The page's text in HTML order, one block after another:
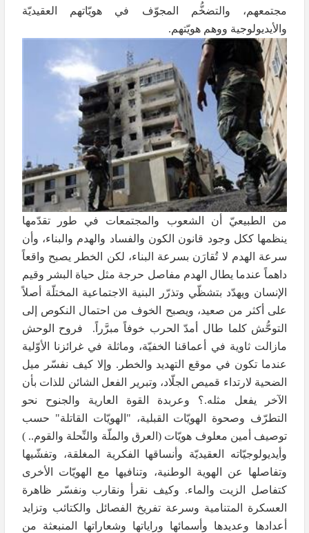
مجتمعهم، والتضخُّم المجوّف في هويّاتهم العقيديّة
والأيديولوجية ووهم هويّتهم.
من الطبيعيّ أن الشعوب والمجتمعات في طور تقدّمها
ينظمها ككل وجود قانون الكون والفساد والهدم والبناء، وأن
سرعة الهدم لا تُقارَن بسرعة البناء، لكن الخطر يصبح واقعاً
داهماً عندما يطال الهدم مفاصل حرجة مثل حياة البشر وقيم
الإنسان ويهدّد بتشظّي وتذرّر البنية الاجتماعية المختلّة أصلاً
على أكثر من صعيد، ويصبح الخوف من احتمال النكوص إلى
التوحُّش كلما طال أمدّ الحرب خوفاً مبرَّراً. فروح الوحش
مازالت ثاوية في أعماقنا الخفيّة، وماثلة في غرائزنا الأوّلية
عندما تكون في موقع التهديد والخطر. وإلا كيف نفسّر ميل
الضحية لارتداء قميص الجلّاد، وتبرير الفعل الشائن للذات بأن
الآخر يفعل مثله.؟ وعربدة القوة العارية والجنوح نحو
التطرّف وصحوة الهويّات القبلية، "الهويّات القاتلة" حسب
توصيف أمين معلوف هويّات (العرق والملّة والنِّحلة والقوم.. )
وأيديولوجيّاته العقيديّة وأنساقها الفكرية المغلقة، وتفشّيها
وتفاصلها عن الهوية الوطنية، وتنافيها مع الهويّات الأخرى
كتفاصل الزيت والماء. وكيف نقرأ ونقارب ونفسّر ظاهرة
العسكرة المتنامية وسرعة تفريخ الفصائل والكتائب وتزايد
أعدادها وعديدها وأسمائها وراياتها وشعاراتها المنبعثة من